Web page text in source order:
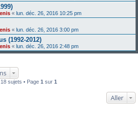
« lun. déc. 26, 2016 10:25 pm
« lun. déc. 26, 2016 3:00 pm
(1992-2012)
« lun. déc. 26, 2016 2:48 pm
18 sujets • Page 1 sur 1
Aller